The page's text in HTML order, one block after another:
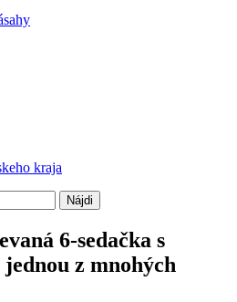
kraja
6-sedačka s
z mnohých